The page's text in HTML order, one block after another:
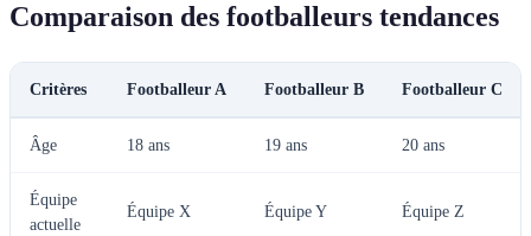
Comparaison des footballeurs tendances
Critères Footballeur A Footballeur B Footballeur C
Âge 18 ans 19 ans 20 ans
Équipe
actuelle
Équipe X Équipe Y Équipe Z